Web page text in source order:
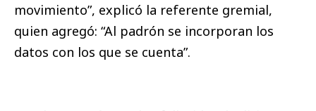
movimiento”, explicó la referente gremial,
quien agregó: “Al padrón se incorporan los
datos con los que se cuenta”.